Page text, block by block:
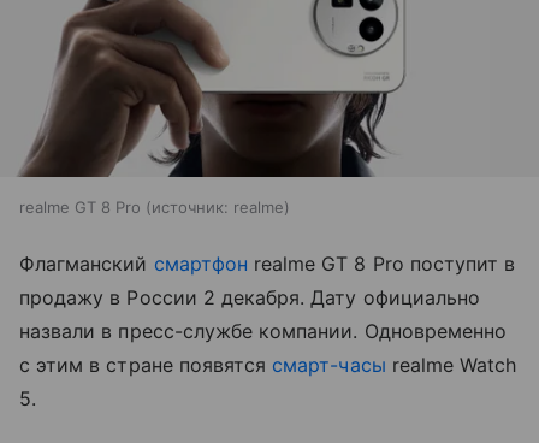
realme GT 8 Pro источник: realme
Флагманский смартфон realme GT 8 Pro поступит в
продажу в России 2 декабря. Дату официально
назвали в пресс-службе компании. Одновременно
с этим в стране появятся смарт-часы realme Watch
5.